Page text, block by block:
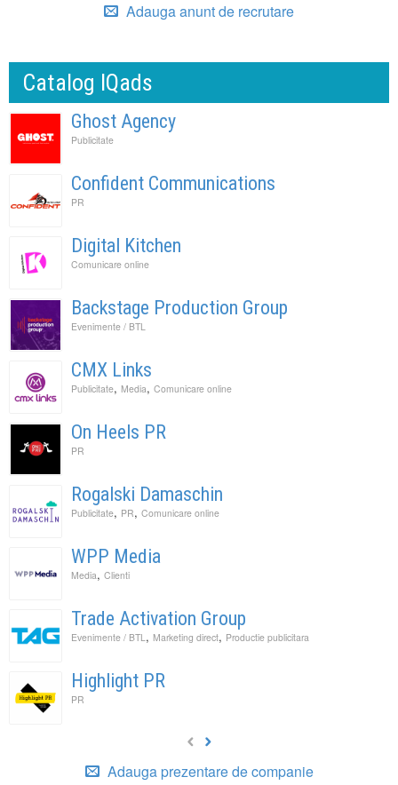
Adauga anunt de recrutare
Catalog IQads
Ghost Agency
Publicitate
Confident Communications
PR
Digital Kitchen
Comunicare online
Backstage Production Group
Evenimente / BTL
CMX Links
Publicitate, Media, Comunicare online
On Heels PR
PR
Rogalski Damaschin
Publicitate, PR, Comunicare online
WPP Media
Media, Clienti
Trade Activation Group
Evenimente / BTL, Marketing direct, Productie publicitara
Highlight PR
PR
Adauga prezentare de companie